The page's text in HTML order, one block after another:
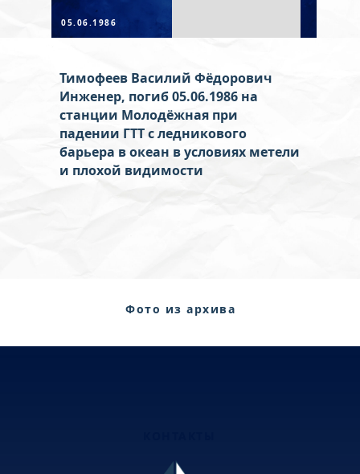
05.06.1986
Тимофеев Василий Фёдорович
Инженер, погиб 05.06.1986 на
станции Молодёжная при
падении ГТТ с ледникового
барьера в океан в условиях метели
и плохой видимости
Фото из архива